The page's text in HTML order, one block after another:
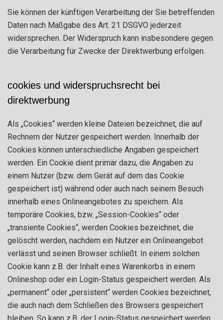
Sie können der künftigen Verarbeitung der Sie betreffenden
Daten nach Maßgabe des Art. 21 DSGVO jederzeit
widersprechen. Der Widerspruch kann insbesondere gegen
die Verarbeitung für Zwecke der Direktwerbung erfolgen.
cookies und widerspruchsrecht bei
direktwerbung
Als „Cookies“ werden kleine Dateien bezeichnet, die auf
Rechnern der Nutzer gespeichert werden. Innerhalb der
Cookies können unterschiedliche Angaben gespeichert
werden. Ein Cookie dient primär dazu, die Angaben zu
einem Nutzer (bzw. dem Gerät auf dem das Cookie
gespeichert ist) während oder auch nach seinem Besuch
innerhalb eines Onlineangebotes zu speichern. Als
temporäre Cookies, bzw. „Session-Cookies“ oder
„transiente Cookies“, werden Cookies bezeichnet, die
gelöscht werden, nachdem ein Nutzer ein Onlineangebot
verlässt und seinen Browser schließt. In einem solchen
Cookie kann z.B. der Inhalt eines Warenkorbs in einem
Onlineshop oder ein Login-Status gespeichert werden. Als
„permanent“ oder „persistent“ werden Cookies bezeichnet,
die auch nach dem Schließen des Browsers gespeichert